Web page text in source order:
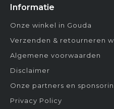
Informatie
Onze winkel in Gouda
Verzenden & retourneren
Algemene voorwaarden
Disclaimer
Onze partners en
Privacy Policy